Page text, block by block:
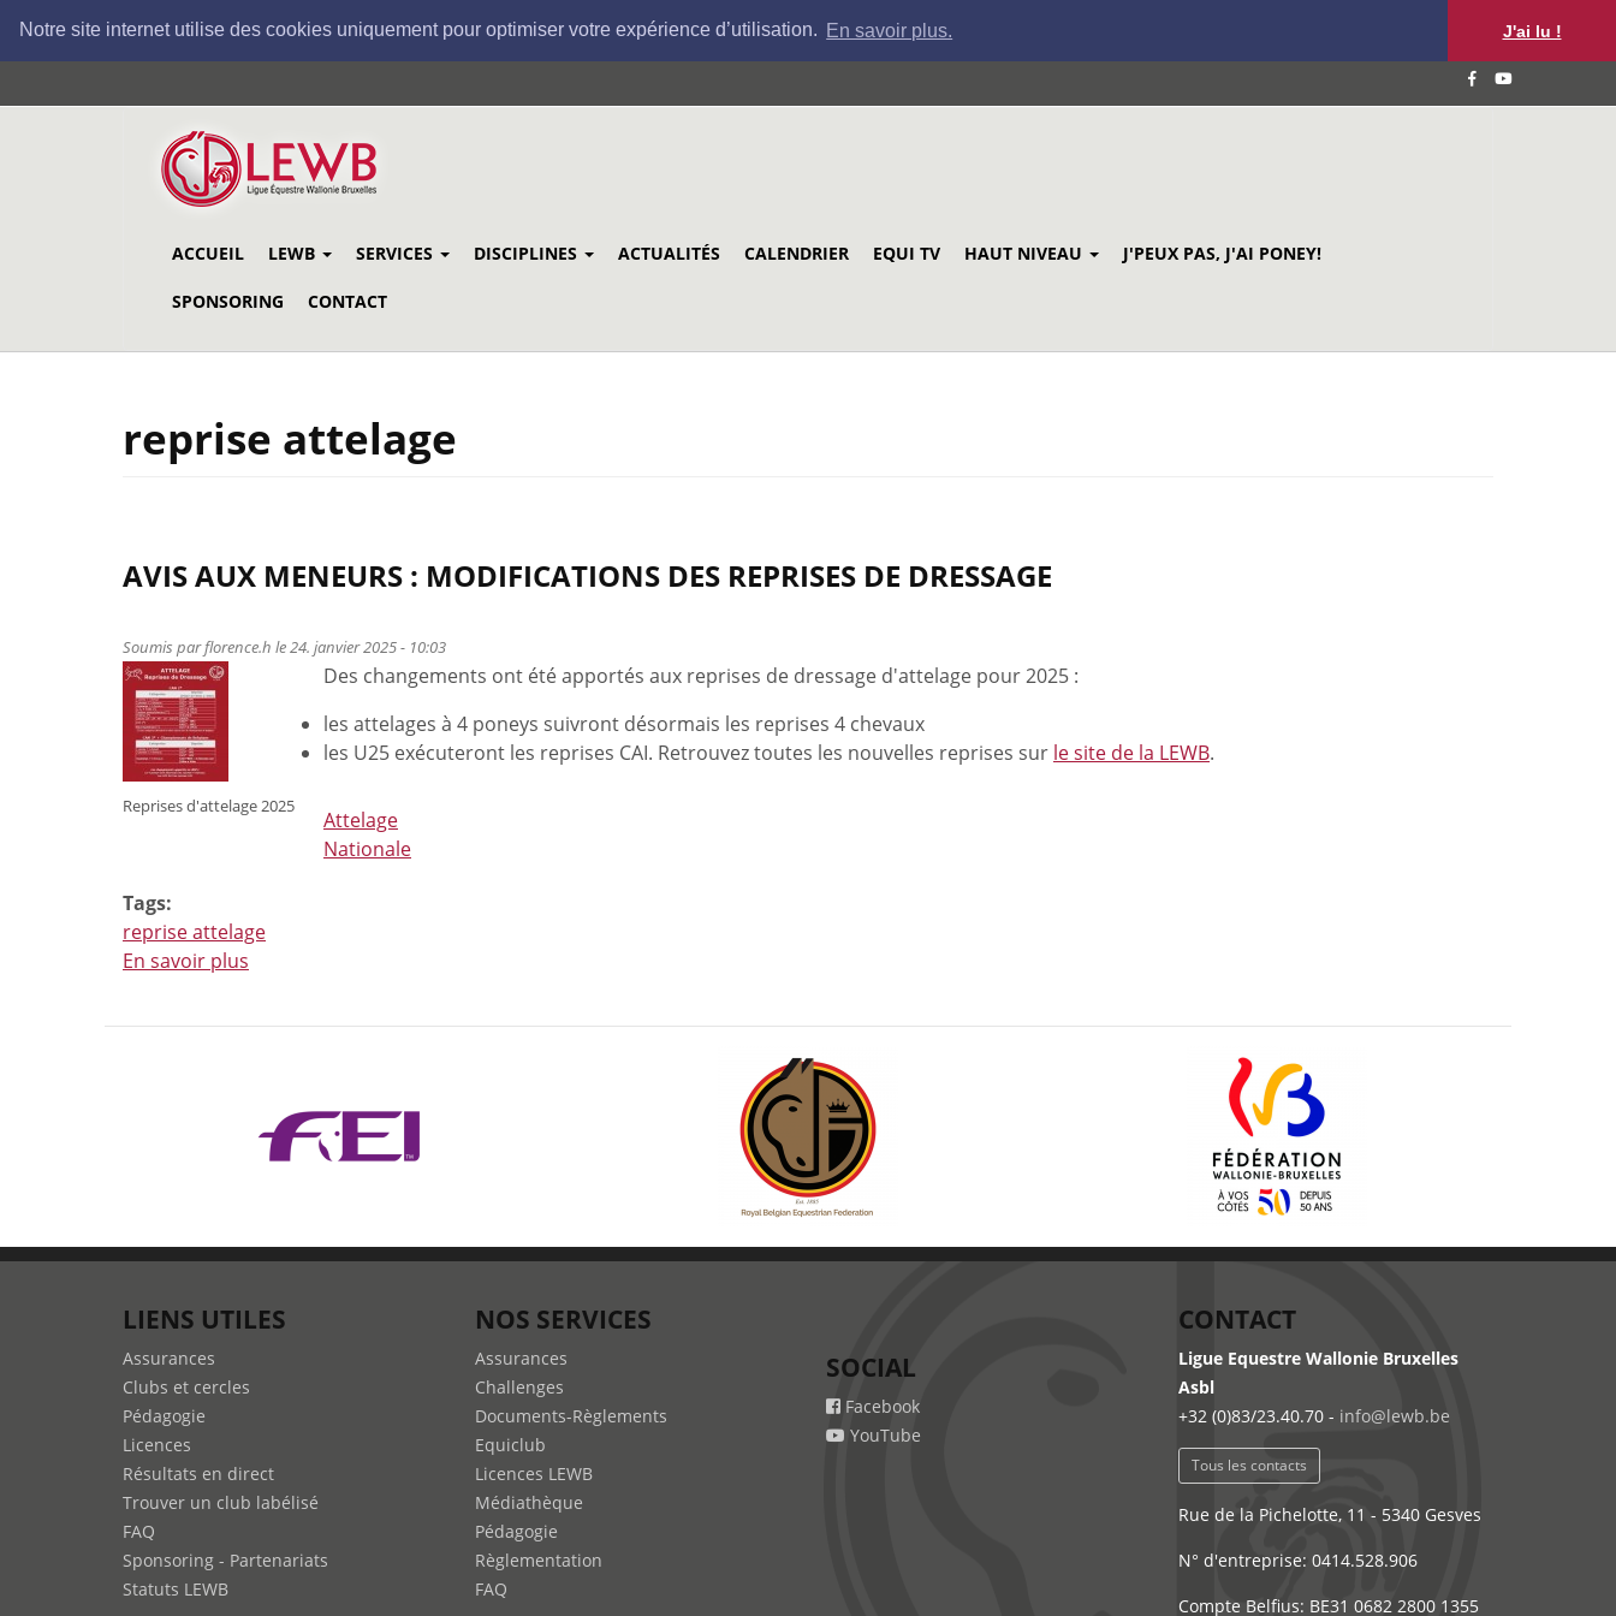
Notre site internet utilise des cookies uniquement pour optimiser votre expérience d’utilisation. En savoir plus. J'ai lu !
au
ACCUEIL LEWB SERVICES DISCIPLINES ACTUALITÉS CALENDRIER EQUI TV HAUT NIVEAU J'PEUX PAS, J'AI PONEY!
SPONSORING CONTACT
reprise attelage
AVIS AUX MENEURS : MODIFICATIONS DES REPRISES DE DRESSAGE
Soumis parflorence.h le 24. janvier 2025 - 10:03
Reprises d'attelage 2025
Des changements ont été apportés aux reprises de dressage d'attelage pour 2025 :
les attelages à 4 poneys suivront désormais les reprises 4 chevaux
les U25 exécuteront les reprises CAI. Retrouvez toutes les nouvelles reprises sur le site de la LEWB.
Attelage
Nationale
Tags:
reprise attelage
En savoir plus
meneurs
modifications
de
LIENS UTILES
Assurances
Clubs et cercles
Pédagogie
Licences
Résultats en direct
Trouver un club labélisé
FAQ
Sponsoring - Partenariats
Statuts LEWB
NOS SERVICES
Assurances
Challenges
Documents-Règlements
Equiclub
Licences LEWB
Médiathèque
Pédagogie
Règlementation
FAQ
SOCIAL
Facebook
YouTube
CONTACT
Ligue Equestre Wallonie Bruxelles
Asbl
+32 (0)83/23.40.70 - info@lewb.be
Tous les contacts
Rue de la Pichelotte, 11 - 5340 Gesves
N° d'entreprise: 0414.528.906
Compte Belfius: BE31 0682 2800 1355